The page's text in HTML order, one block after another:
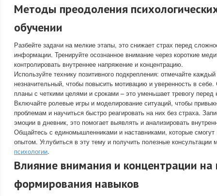
Методы преодоления
обучении
Разбейте задачи на мелкие этапы, это снижает страх перед
информации. Тренируйте осознанное внимание через короткие
контролировать внутреннее напряжение и концентрацию.
Используйте технику позитивного подкрепления: отмечайте
незначительный, чтобы повысить мотивацию и уверенность в себе.
планы с четкими целями и сроками – это уменьшает тревогу
Включайте ролевые игры и моделирование ситуаций, чтобы
проблемам и научиться быстро реагировать на них без страха.
эмоции в дневник, это помогает выявлять и анализировать
Общайтесь с единомышленниками и наставниками, которые
опытом. Углубиться в эту тему и получить полезные
психологии.
Влияние внимания и концентрации на
формирования навыков